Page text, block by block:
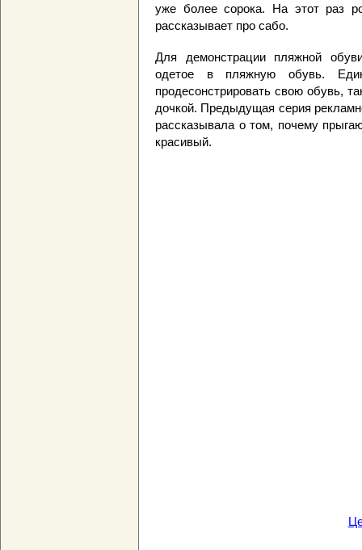
уже более сорока. На этот раз
рассказывает про сабо.
Для демонстрации пляжной
одетое в пляжную обувь.
продесонстрировать свою обувь,
дочкой. Предыдущая серия
рассказывала о том, почему
красивый.